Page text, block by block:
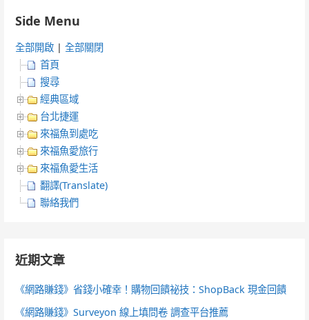
Side Menu
全部開啟 |全部關閉
首頁
搜尋
經典區域
台北捷運
來福魚到處吃
來福魚愛旅行
來福魚愛生活
翻譯(Translate)
聯絡我們
近期文章
《網路賺錢》省錢小確幸！購物回饋祕技：ShopBack 現金回饋
《網路賺錢》Surveyon 線上填問卷 調查平台推薦